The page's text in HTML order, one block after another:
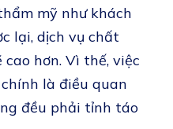
mỹ như khách
lại, dịch vụ chất
hơn. Vì thế, việc
là điều quan
đều phải tỉnh táo